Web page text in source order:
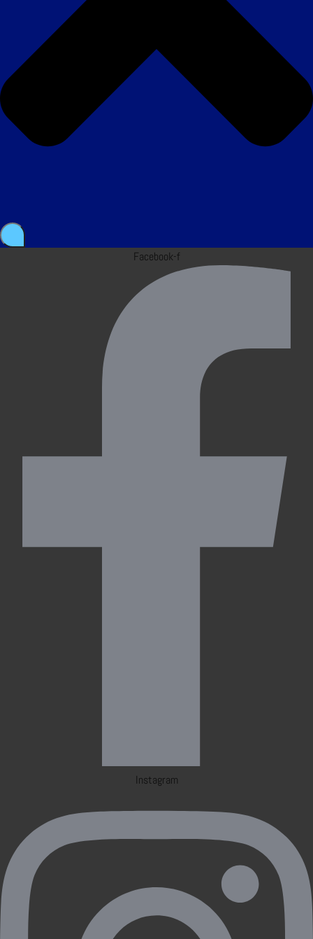
Facebook-f
Instagram